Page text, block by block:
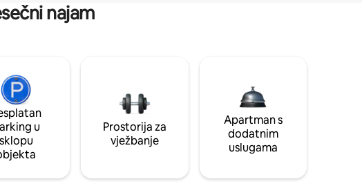
najam
u
sklopu
Prostorija za
vježbanje
Apartman s
dodatnim
uslugama